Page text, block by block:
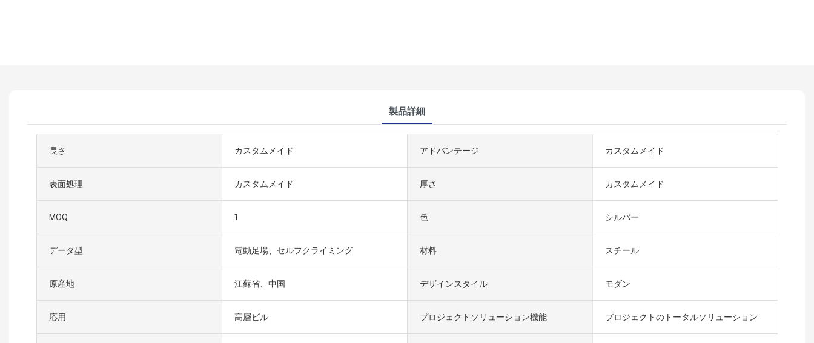
製品詳細
長さ カスタムメイド アドバンテージ カスタムメイド
表面処理 カスタムメイド 厚さ カスタムメイド
MOQ 1 色 シルバー
データ型 電動足場、セルフクライミング 材料 スチール
原産地 江蘇省、中国 デザインスタイル モダン
応用 高層ビル プロジェクトソリューション機能 プロジェクトのトータルソリューション